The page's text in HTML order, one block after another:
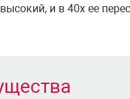
и в 40х ее